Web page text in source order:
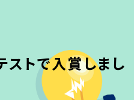
ストで入賞しまし